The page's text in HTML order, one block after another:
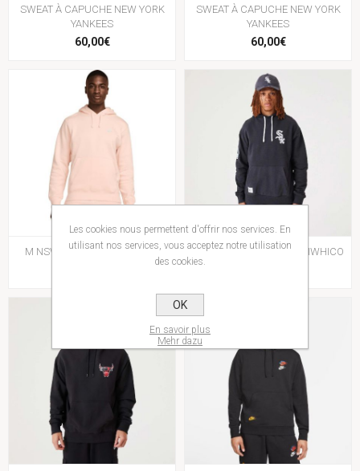
SWEAT À CAPUCHE NEW YORK
YANKEES
60,00€
SWEAT À CAPUCHE NEW YORK
YANKEES
60,00€
M NSW CLUB HOODIE PO BB HERITAGE OS HODDY CHIWHICO
Les cookies nous permettent d'offrir nos services. En
utilisant nos services, vous acceptez notre utilisation
des cookies.
OK
En savoir plus
Mehr dazu